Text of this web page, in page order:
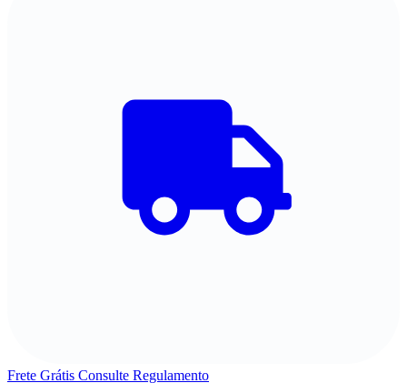
Frete Grátis Consulte Regulamento